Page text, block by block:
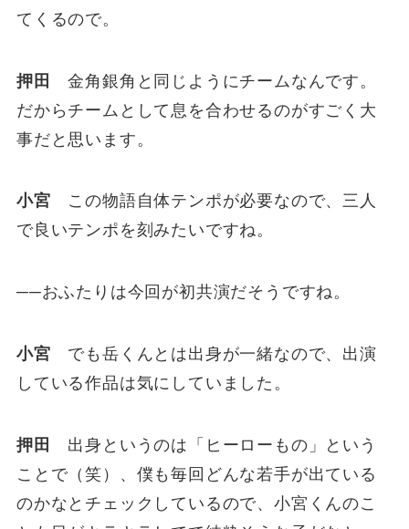
てくるので。
押田
金角銀角と同じようにチームなんです。
だからチームとして息を合わせるのがすごく大
事だと思います。
小宮 この物語自体テンポが必要なので、三人
で良いテンポを刻みたいですね。
──おふたりは今回が初共演だそうですね。
小宮 でも岳くんとは出身が一緒なので、出演
している作品は気にしていました。
押田
出身というのは「ヒーローもの」という
ことで（笑）、僕も毎回どんな若手が出ている
のかなとチェックしているので、小宮くんのこ